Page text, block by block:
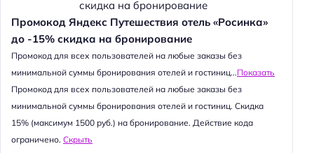
Промокод Яндекс Путешествия отель «Росинка»
до -15% скидка на бронирование
Промокод для всех пользователей на любые заказы без
минимальной суммы бронирования отелей и гостиниц...Показать
Промокод для всех пользователей на любые заказы без
минимальной суммы бронирования отелей и гостиниц. Скидка
15% (максимум 1500 руб.) на бронирование. Действие кода
ограничено. Скрыть